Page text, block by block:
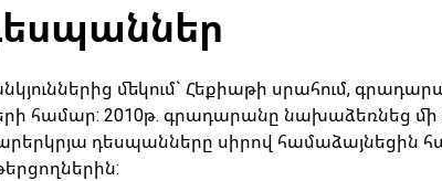
մեկում` Հեքիաթի սրահում,
համար: 2010թ. գրադարանը նախաձեռնեց
դեսպանները սիրով համաձայնեցին